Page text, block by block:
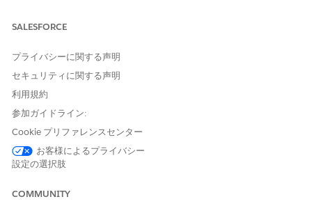
クします。
の質問オブジェクトの共有ルールを作成します。
表示ラベル名とルール名を入力します。
表示ラベル名がユーザーインターフェースに表示されます。た
ルール」
と入力します。ルール名は API および管理パッケー
ジが使用する一意の名前です。
ルールタイプに[条件に基づくゲストユーザーアクセス]
択します。
目]、[演算子]、[値] 条件を指定します。
SALESFORCE
プライバシーに関する声明
セキュリティに関する声明
利用規約
参加ガイドライン:
Cookie プリファレンスセンター
お客様によるプライバシー
設定の選択肢
COMMUNITY